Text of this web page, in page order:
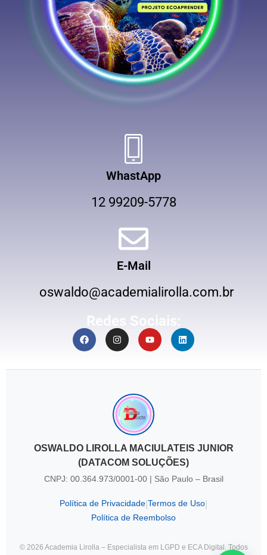
WhastApp
12 99209-5778
E-Mail
oswaldo@academialirolla.com.br
Redes Sociais:
OSWALDO LIROLLA MACIULATEIS JUNIOR
(DATACOM SOLUÇÕES)
CNPJ: 00.364.973/0001-00 | São Paulo – Brasil
Política de Privacidade Termos de Uso
Política de Reembolso
© 2026 Academia Lirolla – Especialista em LGPD e ECA Digital. Todos